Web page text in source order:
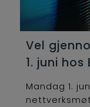
Vel
1. juni hos
Mandag 1.